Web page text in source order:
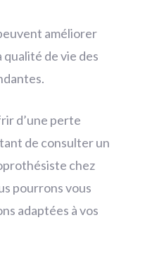
améliorer
de vie des
d’une perte
de consulter un
chez
pourrons vous
adaptées à vos